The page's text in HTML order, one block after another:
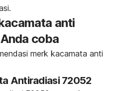
anti
coba
merk kacamata anti
Antiradiasi 72052